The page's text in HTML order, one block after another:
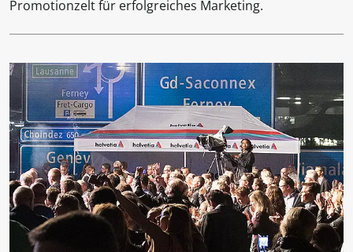
Promotionzelt für erfolgreiches Marketing.